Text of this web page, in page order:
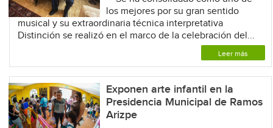
los mejores por su gran sentido
musical y su extraordinaria técnica interpretativa
Distinción se realizó en el marco de la celebración del...
Leer más
Exponen arte infantil en la
Presidencia Municipal de Ramos
Arizpe